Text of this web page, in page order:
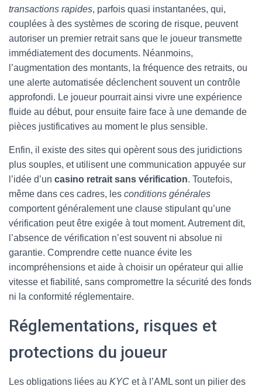
transactions rapides, parfois quasi instantanées, qui,
couplées à des systèmes de scoring de risque, peuvent
autoriser un premier retrait sans que le joueur transmette
immédiatement des documents. Néanmoins,
l’augmentation des montants, la fréquence des retraits, ou
une alerte automatisée déclenchent souvent un contrôle
approfondi. Le joueur pourrait ainsi vivre une expérience
fluide au début, pour ensuite faire face à une demande de
pièces justificatives au moment le plus sensible.
Enfin, il existe des sites qui opèrent sous des juridictions
plus souples, et utilisent une communication appuyée sur
l’idée d’un casino retrait sans vérification. Toutefois,
même dans ces cadres, les conditions générales
comportent généralement une clause stipulant qu’une
vérification peut être exigée à tout moment. Autrement dit,
l’absence de vérification n’est souvent ni absolue ni
garantie. Comprendre cette nuance évite les
incompréhensions et aide à choisir un opérateur qui allie
vitesse et fiabilité, sans compromettre la sécurité des fonds
ni la conformité réglementaire.
Réglementations, risques et
protections du joueur
Les obligations liées au KYC et à l’AML sont un pilier des